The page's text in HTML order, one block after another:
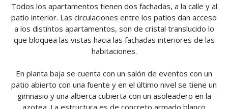
Todos los apartamentos tienen dos fachadas, a la calle y al
patio interior. Las circulaciones entre los patios dan acceso
a los distintos apartamentos, son de cristal translucido lo
que bloquea las vistas hacia las fachadas interiores de las
habitaciones.
En planta baja se cuenta con un salón de eventos con un
patio abierto con una fuente y en el último nivel se tiene un
gimnasio y una alberca cubierta con un asoleadero en la